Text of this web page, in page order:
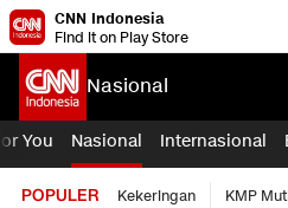
CNN Indonesia
Find it on Play Store
Nasional
You Nasional Internasional
POPULER Kekeringan KMP